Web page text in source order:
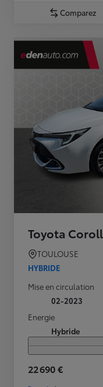
Comparez
Toyota
TOULOUSE
HYBRIDE
Mise en circulation
02-2023
Energie
Hybride
22 690 €